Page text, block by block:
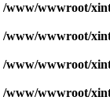
/www/wwwroot/
/www/wwwroot/
/www/wwwroot/
/www/wwwroot/